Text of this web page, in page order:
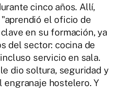
cinco años. Allí,
el oficio de
en su formación, ya
del sector: cocina de
servicio en sala.
dio soltura, seguridad y
engranaje hostelero. Y